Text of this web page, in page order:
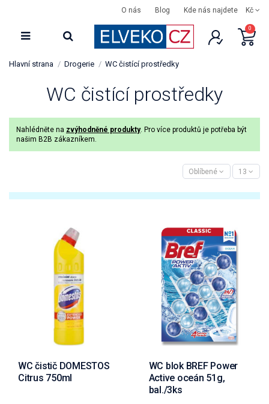
O nás Blog Kde nás najdete Kč
0
Hlavní strana Drogerie WC čistící prostředky
WC čistící prostředky
Nahlédněte na zvýhodněné produkty. Pro více produktů je potřeba být
našim B2B zákazníkem.
Oblíbené 13
WC čistič DOMESTOS
Citrus 750ml
WC blok BREF Power
Active oceán 51g,
bal./3ks